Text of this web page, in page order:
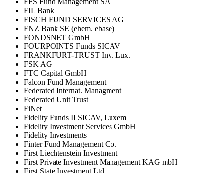
FIL Bank
FISCH FUND SERVICES AG
FNZ Bank SE (ehem. ebase)
FONDSNET GmbH
FOURPOINTS Funds SICAV
FRANKFURT-TRUST Inv. Lux.
FSK AG
FTC Capital GmbH
Falcon Fund Management
Federated Internat. Managment
Federated Unit Trust
FiNet
Fidelity Funds II SICAV, Luxem
Fidelity Investment Services GmbH
Fidelity Investments
Finter Fund Management Co.
First Liechtenstein Investment
First Private Investment Management KAG mbH
First State Investment Ltd.